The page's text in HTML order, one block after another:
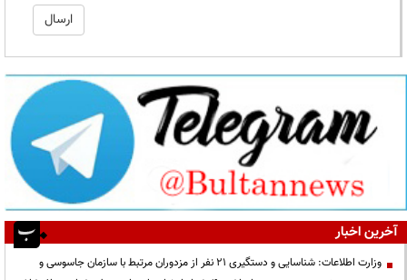
آخرین اخبار
وزارت اطلاعات: شناسایی و دستگیری ۲۱ نفر از مزدوران مرتبط با سازمان جاسوسی و